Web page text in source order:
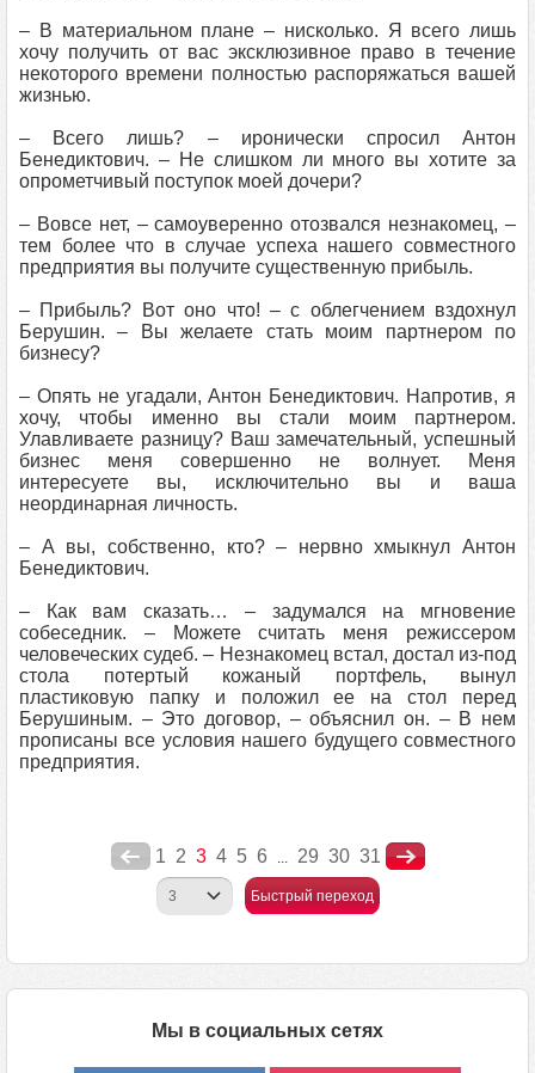
– В материальном плане – нисколько. Я всего лишь
хочу получить от вас эксклюзивное право в течение
некоторого времени полностью распоряжаться вашей
жизнью.
– Всего лишь? – иронически спросил Антон
Бенедиктович. – Не слишком ли много вы хотите за
опрометчивый поступок моей дочери?
– Вовсе нет, – самоуверенно отозвался незнакомец, –
тем более что в случае успеха нашего совместного
предприятия вы получите существенную прибыль.
– Прибыль? Вот оно что! – с облегчением вздохнул
Берушин. – Вы желаете стать моим партнером по
бизнесу?
– Опять не угадали, Антон Бенедиктович. Напротив, я
хочу, чтобы именно вы стали моим партнером.
Улавливаете разницу? Ваш замечательный, успешный
бизнес меня совершенно не волнует. Меня
интересуете вы, исключительно вы и ваша
неординарная личность.
– А вы, собственно, кто? – нервно хмыкнул Антон
Бенедиктович.
– Как вам сказать… – задумался на мгновение
собеседник. – Можете считать меня режиссером
человеческих судеб. – Незнакомец встал, достал из-под
стола потертый кожаный портфель, вынул
пластиковую папку и положил ее на стол перед
Берушиным. – Это договор, – объяснил он. – В нем
прописаны все условия нашего будущего совместного
предприятия.
1 2 3 4 5 6 ... 29 30 31
Быстрый переход
Мы в социальных сетях